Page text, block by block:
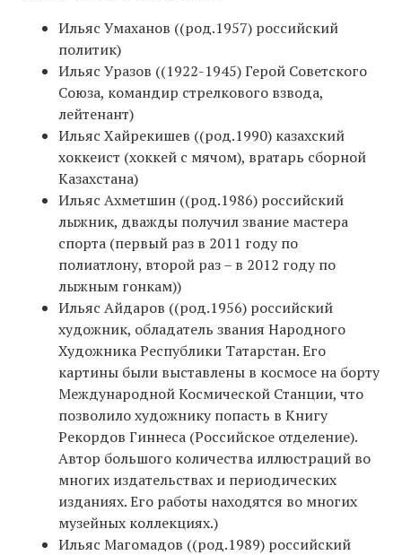
Ильяс Умаханов ((род.1957) российский
политик)
Ильяс Уразов ((1922-1945) Герой Советского
Союза, командир стрелкового взвода,
лейтенант)
Ильяс Хайрекишев ((род.1990) казахский
хоккеист (хоккей с мячом), вратарь сборной
Казахстана)
Ильяс Ахметшин ((род.1986) российский
лыжник, дважды получил звание мастера
спорта (первый раз в 2011 году по
полиатлону, второй раз – в 2012 году по
лыжным гонкам))
Ильяс Айдаров ((род.1956) российский
художник, обладатель звания Народного
Художника Республики Татарстан. Его
картины были выставлены в космосе на борту
Международной Космической Станции, что
позволило художнику попасть в Книгу
Рекордов Гиннеса (Российское отделение).
Автор большого количества иллюстраций во
многих издательствах и периодических
изданиях. Его работы находятся во многих
музейных коллекциях.)
Ильяс Магомадов ((род.1989) российский